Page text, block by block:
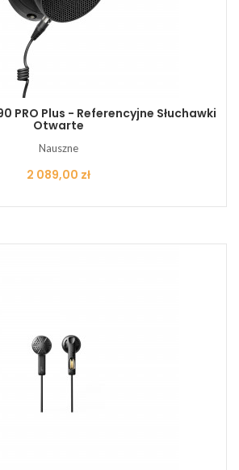
PRO Plus - Referencyjne Słuchawki
Otwarte
Nauszne
Cena
2 089,00 zł